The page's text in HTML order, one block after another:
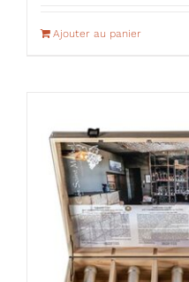
Ajouter au panier